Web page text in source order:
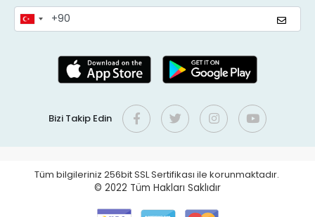
Bizi Takip Edin
Tüm bilgileriniz 256bit SSL Sertifikası ile korunmaktadır.
© 2022 Tüm Hakları Saklıdır